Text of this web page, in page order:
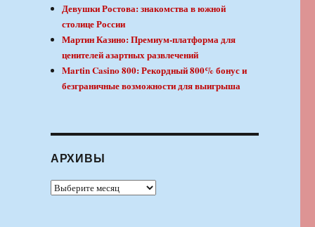
Девушки Ростова: знакомства в южной
столице России
Мартин Казино: Премиум-платформа для
ценителей азартных развлечений
Martin Casino 800: Рекордный 800% бонус и
безграничные возможности для выигрыша
АРХИВЫ
Архивы